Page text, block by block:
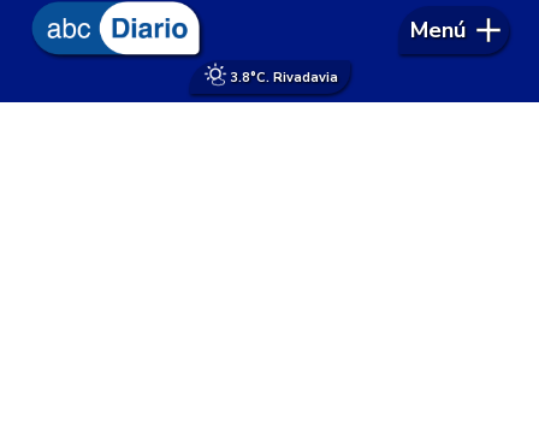
3.8°C. Rivadavia
Menú